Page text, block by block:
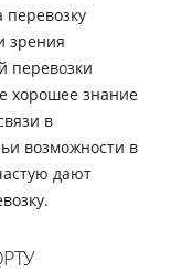
перевозку
зрения
перевозки
хорошее знание
в
возможности в
дают